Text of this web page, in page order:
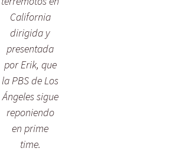
California
dirigida y
presentada
por Erik, que
la PBS de Los
Ángeles sigue
reponiendo
en prime
time.